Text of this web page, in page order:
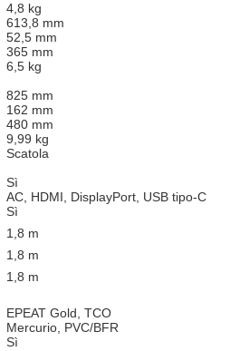
4,8 kg
613,8 mm
52,5 mm
365 mm
6,5 kg
825 mm
162 mm
480 mm
9,99 kg
Scatola
Sì
AC, HDMI, DisplayPort, USB tipo-C
Sì
1,8 m
1,8 m
1,8 m
EPEAT Gold, TCO
Mercurio, PVC/BFR
Sì